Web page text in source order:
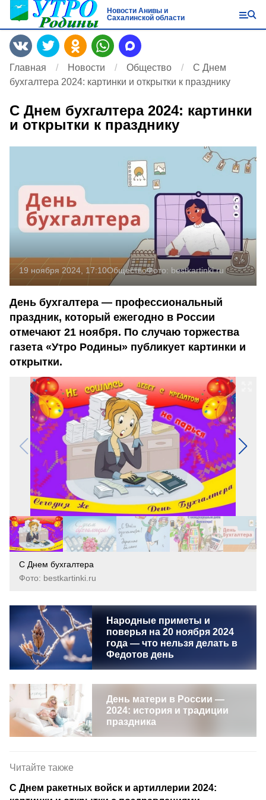
Новости Анивы и
Сахалинской области
Главная Новости Общество
С Днем
бухгалтера 2024: картинки и открытки к празднику
С Днем бухгалтера 2024: картинки
и открытки к празднику
19 ноября 2024, 17:10ОбществоФото: bestkartinki.ru
День бухгалтера — профессиональный
праздник, который ежегодно в России
отмечают 21 ноября. По случаю торжества
газета «Утро Родины» публикует картинки и
открытки.
С Днем бухгалтера
Фото: bestkartinki.ru
Народные приметы и
поверья на 20 ноября 2024
года — что нельзя делать в
Федотов день
День матери в России —
2024: история и традиции
праздника
Читайте также
С Днем ракетных войск и артиллерии 2024: